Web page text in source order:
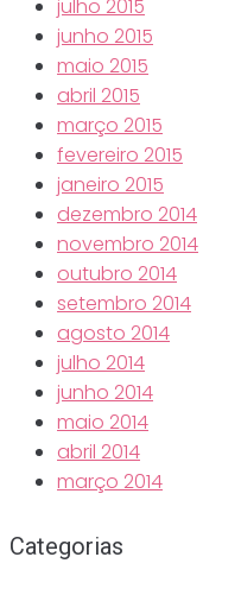
julho 2015
junho 2015
maio 2015
abril 2015
março 2015
fevereiro 2015
janeiro 2015
dezembro 2014
novembro 2014
outubro 2014
setembro 2014
agosto 2014
julho 2014
junho 2014
maio 2014
abril 2014
março 2014
Categorias